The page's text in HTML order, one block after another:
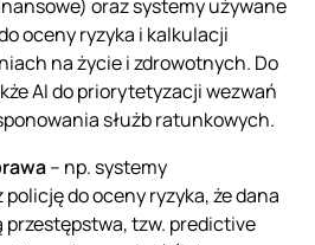
oraz systemy używane
oceny ryzyka i kalkulacji
na życie i zdrowotnych. Do
AI do priorytetyzacji wezwań
służb ratunkowych.
– np. systemy
do oceny ryzyka, że dana
przestępstwa, tzw. predictive